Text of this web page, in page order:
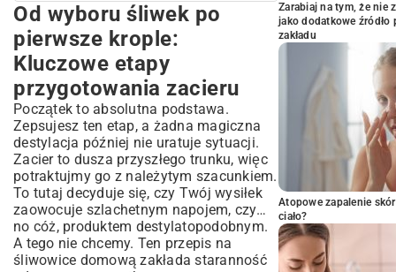
Od wyboru śliwek po pierwsze krople:
Kluczowe etapy przygotowania zacieru
Jakie śliwki wybrać na najlepszą
śliwowicę? Poradnik
Niezbędny sprzęt i akcesoria do domowej
produkcji
Proces fermentacji: Rola drożdży, cukru i
temperatury
Tajniki destylacji: Jak prawidłowo
odebrać serce śliwowicy?
Bezpieczna i efektywna pierwsza
destylacja
Rektyfikacja: Czystość i moc domowego
trunku
Kontrola jakości i mierzenie procentów
Od wyboru śliwek po
pierwsze krople:
Kluczowe etapy
przygotowania zacieru
Początek to absolutna podstawa.
Zepsujesz ten etap, a żadna magiczna
destylacja później nie uratuje sytuacji.
Zacier to dusza przyszłego trunku, więc
potraktujmy go z należytym szacunkiem.
To tutaj decyduje się, czy Twój wysiłek
zaowocuje szlachetnym napojem, czy…
no cóż, produktem destylatopodobnym.
A tego nie chcemy. Ten przepis na
śliwowice domową zakłada staranność
Zarabiaj na tym, że nie
jako dodatkowe
zakładu
Atopowe zapalenie
ciało?